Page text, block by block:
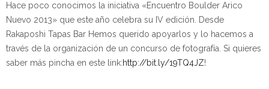
Hace poco conocimos la iniciativa «Encuentro Boulder Arico
Nuevo 2013» que este año celebra su IV edición. Desde
Rakaposhi Tapas Bar Hemos querido apoyarlos y lo hacemos a
través de la organización de un concurso de fotografía. Si quieres
saber más pincha en este link:http://bit.ly/19TQ4JZ!